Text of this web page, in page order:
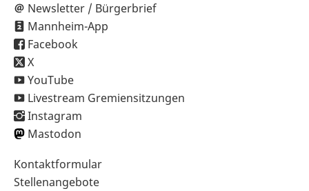
Newsletter / Bürgerbrief
Mannheim-App
Facebook
X
YouTube
Livestream Gremiensitzungen
Instagram
Mastodon
Sekundärnavigation
im
Kontaktformular
Stellenangebote